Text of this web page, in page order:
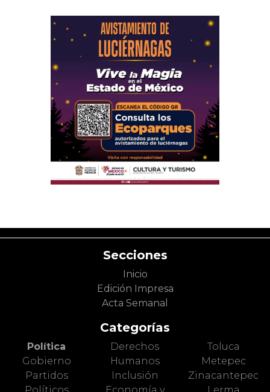
Secciones
Inicio
Edición Impresa
Acta Semanal
Categorías
Política
Gobierno
Partidos
Políticos
Derechos
Humanos
Inclusión
Economía y
Toluca
Metepec
Zinacantepec
Lerma